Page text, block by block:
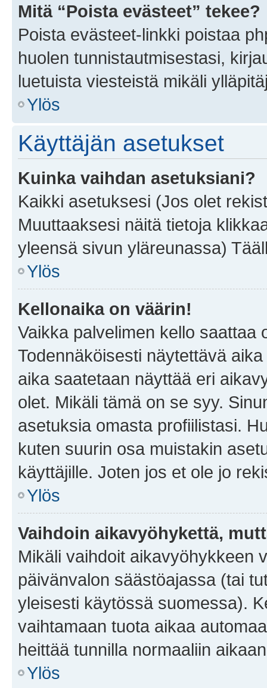
Mitä “Poista evästeet” tekee?
Poista evästeet-linkki poistaa
huolen tunnistautmisestasi,
luetuista viesteistä mikäli
Ylös
Käyttäjän asetukset
Kuinka vaihdan asetuksiani?
Kaikki asetuksesi (Jos olet
Muuttaaksesi näitä tietoja
yleensä sivun yläreunassa)
Ylös
Kellonaika on väärin!
Vaikka palvelimen kello saattaa
Todennäköisesti näytettävä
aika saatetaan näyttää eri
olet. Mikäli tämä on se syy.
asetuksia omasta profiilistasi.
kuten suurin osa muistakin
käyttäjille. Joten jos et ole jo
Ylös
Vaihdoin aikavyöhykettä,
Mikäli vaihdoit aikavyöhykkeen
päivänvalon säästöajassa (tai
yleisesti käytössä suomessa).
vaihtamaan tuota aikaa
heittää tunnilla normaaliin
Ylös